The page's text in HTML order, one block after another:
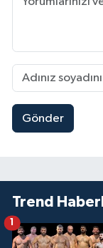
Gönder
Trend
1